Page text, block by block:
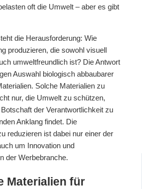
oft die Umwelt – aber es gibt
die Herausforderung: Wie
produzieren, die sowohl visuell
umweltfreundlich ist? Die Antwort
Auswahl biologisch abbaubarer
Solche Materialien zu
nur, die Umwelt zu schützen,
der Verantwortlichkeit zu
Anklang findet. Die
reduzieren ist dabei nur einer der
um Innovation und
der Werbebranche.
Materialien für